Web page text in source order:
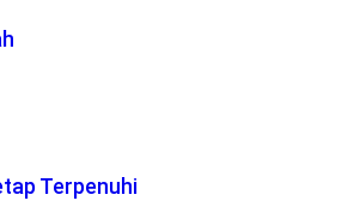
Terpenuhi